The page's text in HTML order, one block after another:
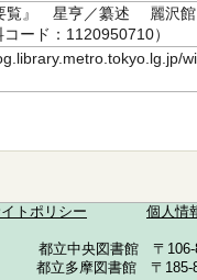
要覧』 星亨／纂述 麗沢
ード：1120950710）
トポリシー 個人情
都立中央図書館 〒
都立多摩図書館 〒185-